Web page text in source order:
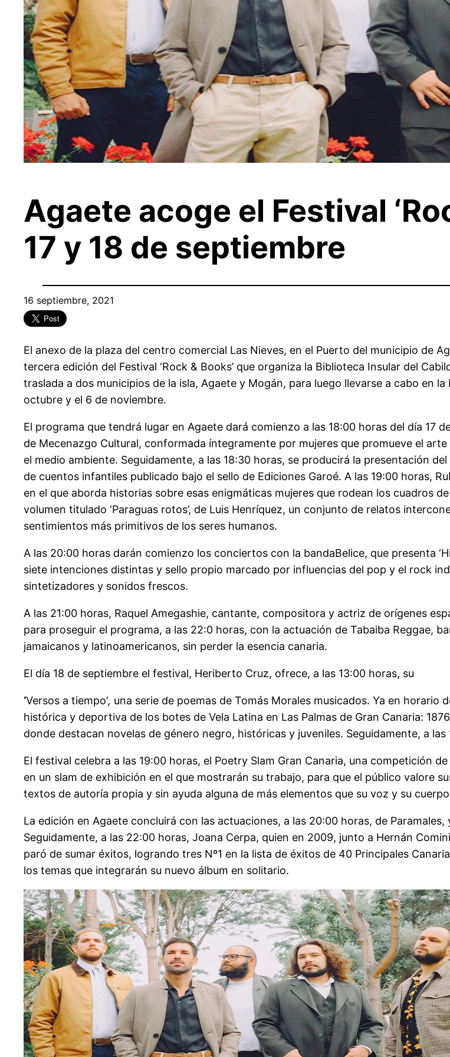
Agaete acoge el Festival
17 y 18 de septiembre
16 septiembre, 2021
El anexo de la plaza del centro comercial Las Nieves, en el Puerto del municipio de
tercera edición del Festival ‘Rock & Books’ que organiza la Biblioteca Insular del
traslada a dos municipios de la isla, Agaete y Mogán, para luego llevarse a cabo en
octubre y el 6 de noviembre.
El programa que tendrá lugar en Agaete dará comienzo a las 18:00 horas del día 17
de Mecenazgo Cultural, conformada íntegramente por mujeres que promueve el
el medio ambiente. Seguidamente, a las 18:30 horas, se producirá la presentación
de cuentos infantiles publicado bajo el sello de Ediciones Garoé. A las 19:00 horas,
en el que aborda historias sobre esas enigmáticas mujeres que rodean los cuadros
volumen titulado ‘Paraguas rotos’, de Luis Henríquez, un conjunto de relatos
sentimientos más primitivos de los seres humanos.
A las 20:00 horas darán comienzo los conciertos con la bandaBelice, que presenta
siete intenciones distintas y sello propio marcado por influencias del pop y el rock
sintetizadores y sonidos frescos.
A las 21:00 horas, Raquel Amegashie, cantante, compositora y actriz de orígenes
para proseguir el programa, a las 22:0 horas, con la actuación de Tabaiba Reggae,
jamaicanos y latinoamericanos, sin perder la esencia canaria.
El día 18 de septiembre el festival, Heriberto Cruz, ofrece, a las 13:00 horas, su
‘Versos a tiempo’, una serie de poemas de Tomás Morales musicados. Ya en horario
histórica y deportiva de los botes de Vela Latina en Las Palmas de Gran Canaria:
donde destacan novelas de género negro, históricas y juveniles. Seguidamente, a las
El festival celebra a las 19:00 horas, el Poetry Slam Gran Canaria, una competición
en un slam de exhibición en el que mostrarán su trabajo, para que el público valore
textos de autoría propia y sin ayuda alguna de más elementos que su voz y su
La edición en Agaete concluirá con las actuaciones, a las 20:00 horas, de
Seguidamente, a las 22:00 horas, Joana Cerpa, quien en 2009, junto a Hernán
paró de sumar éxitos, logrando tres Nº1 en la lista de éxitos de 40 Principales
los temas que integrarán su nuevo álbum en solitario.